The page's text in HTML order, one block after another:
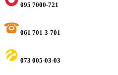
095 7000-721
061 701-3-701
073 005-03-03